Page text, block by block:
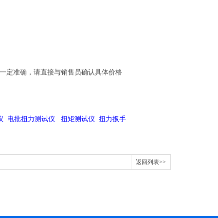
定准确，请直接与销售员确认具体价格
电批扭力测试仪 扭矩测试仪 扭力扳手
返回列表>>